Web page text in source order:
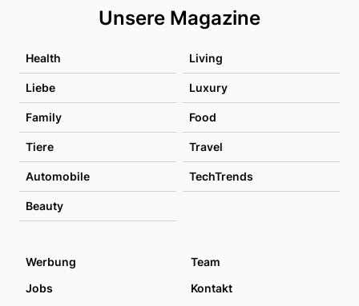
Unsere Magazine
Health Living
Liebe Luxury
Family Food
Tiere Travel
Automobile TechTrends
Beauty
Werbung
Team
Jobs
Kontakt